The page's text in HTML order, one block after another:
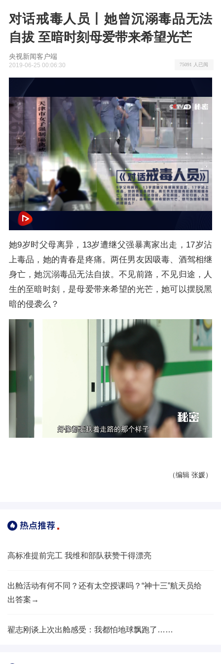
对话戒毒人员丨她曾沉溺毒品无法
自拔 至暗时刻母爱带来希望光芒
央视新闻客户端
2019-06-25 00:06:30 75091 人已阅
她9岁时父母离异，13岁遭继父强暴离家出走，17岁沾
上毒品，她的青春是疼痛。两任男友因吸毒、酒驾相继
身亡，她沉溺毒品无法自拔。不见前路，不见归途，人
生的至暗时刻，是母爱带来希望的光芒，她可以摆脱黑
暗的侵袭么？
（编辑 张媛）
高标准提前完工 我维和部队获赞干得漂亮
出舱活动有何不同？还有太空授课吗？“神十三”航天员给
出答案→
翟志刚谈上次出舱感受：我都怕地球飘跑了……